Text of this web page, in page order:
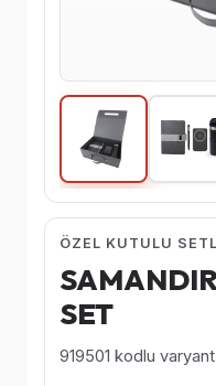
ÖZEL KUTULU
SET
919501 kodlu